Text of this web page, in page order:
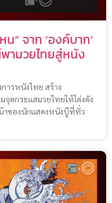
” จาก ‘องค์บาก’
ามวยไทยสู่หนัง
ารหนังไทย สร้าง
ดกระแสมวยไทยให้โด่งดัง
าของนักแสดงหนังบู๊ที่ทั่ว